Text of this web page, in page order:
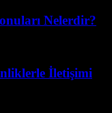
Nelerdir?
İletişimi